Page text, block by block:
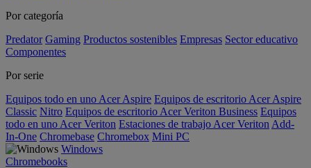
Por categoría
Predator Gaming Productos sostenibles Empresas Sector educativo
Componentes
Por serie
Equipos todo en uno Acer Aspire Equipos de escritorio Acer Aspire
Classic Nitro Equipos de escritorio Acer Veriton Business Equipos
todo en uno Acer Veriton Estaciones de trabajo Acer Veriton Add-
In-One Chromebase Chromebox Mini PC
Windows
Chromebooks